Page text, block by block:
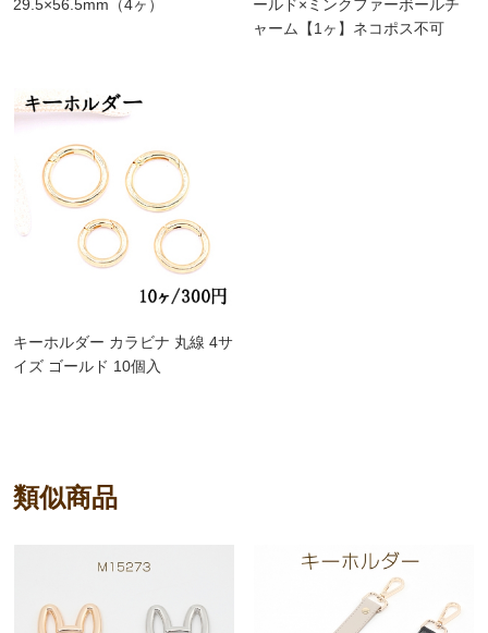
29.5×56.5mm（4ヶ）
ールド×ミンクファーボールチ
ャーム【1ヶ】ネコポス不可
キーホルダー カラビナ 丸線 4サ
イズ ゴールド 10個入
類似商品